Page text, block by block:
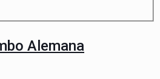
Alemana